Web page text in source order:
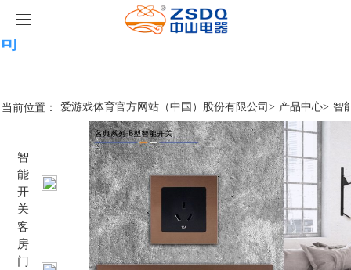
爱游戏体育官方网站（中国）股份有限公
司
产品中心
智能开关
名典系列智能开关
雅典系列智能开关
轻典系列智能开关
客房门显系列
标准86门显
标准带房号门显
客控系统
客控系统方案1
智能家居系列
爱游戏体育官方网站（中国）股份有限公司
爱游戏体育官方网站（中国）股份有限公司
行业新闻
案例展示
成功案例
爱游戏体育官方网站（中国）股份有限公司
当前位置： 爱游戏体育官方网站（中国）股份有限公司> 产品中心> 智
智
能
开
关
客
房
门